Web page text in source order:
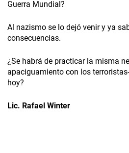
Guerra Mundial?
Al nazismo se lo dejó venir y ya
consecuencias.
¿Se habrá de practicar la misma
apaciguamiento con los
hoy?
Lic. Rafael Winter